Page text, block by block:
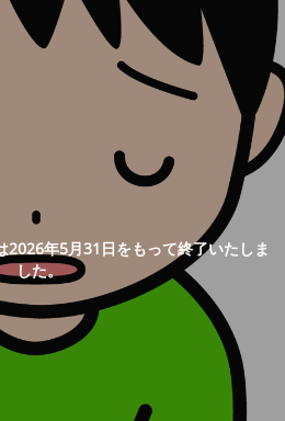
2026年5月31日をもって終了いたしま
した。